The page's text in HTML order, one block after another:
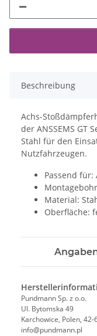
Beschreibung
Achs-
der ANSSEMS GT
Stahl für den
Nutzfahrzeugen.
Passend für:
Material:
Oberfläche:
Pundmann Sp. z o.o.
Ul. Bytomska 49
Karchowice, Polen, 42-
info@pundmann.pl